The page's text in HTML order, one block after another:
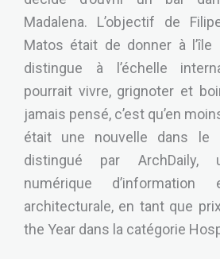
Madalena. L’objectif de
Matos était de donner à
distingue à l’échelle
pourrait vivre, grignoter et
jamais pensé, c’est qu’en
était une nouvelle dans le
distingué par ArchDaily,
numérique d’information
architecturale, en tant que
the Year dans la catégorie